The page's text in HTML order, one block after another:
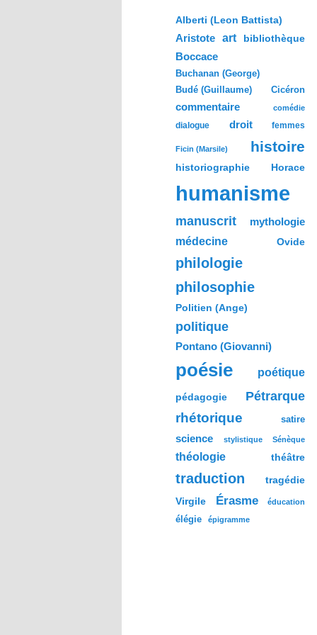
e
c
e
Alberti (Leon Battista)
Aristote art bibliothèque
Boccace
Buchanan (George)
Budé (Guillaume) Cicéron
commentaire comédie
dialogue droit femmes
Ficin (Marsile) histoire
historiographie Horace
humanisme
manuscrit
mythologie
médecine
Ovide
philologie
philosophie
Politien (Ange)
politique
Pontano (Giovanni)
poésie poétique
pédagogie Pétrarque
rhétorique satire
science stylistique Sénèque
théologie théâtre
traduction
tragédie
Virgile
Érasme éducation
élégie épigramme